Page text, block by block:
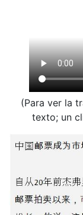
(Para ver la
texto; un